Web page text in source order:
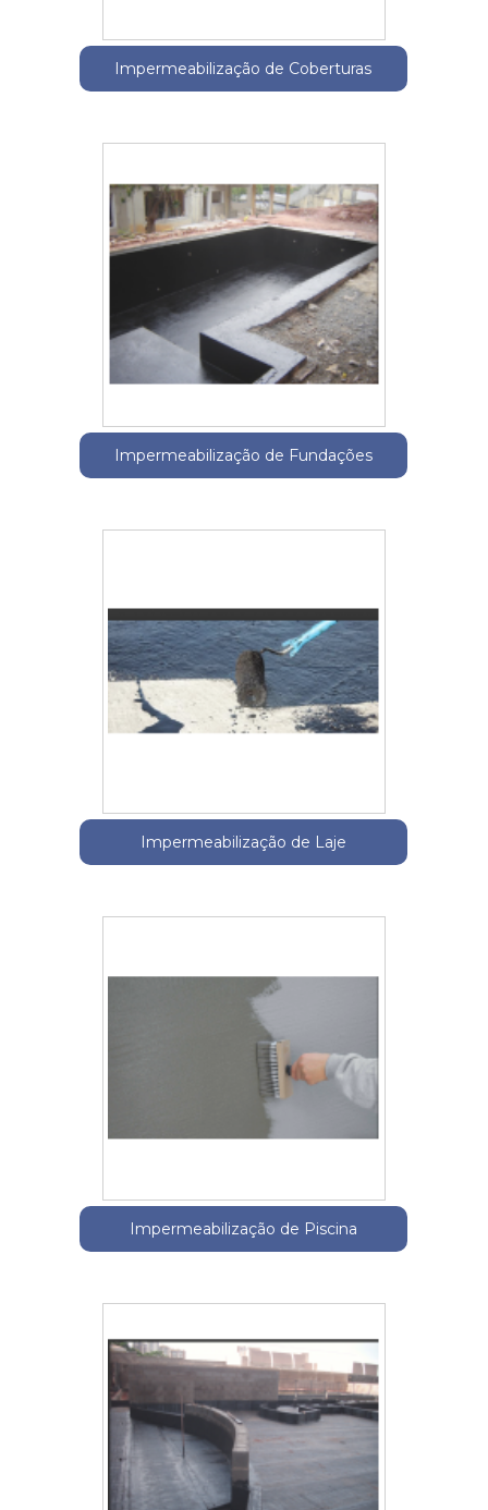
Impermeabilização de Coberturas
Impermeabilização de Fundações
Impermeabilização de Laje
Impermeabilização de Piscina